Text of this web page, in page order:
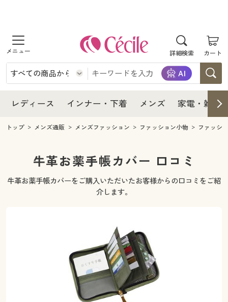
詳細検索 カート
商品を探す
レディース
レディースファッション
女性下着
インナー・下着
インナー・下着通販すべて
女性下着
メンズ下着
メンズ
メンズ通販すべて
メンズファッション
家電・雑貨
家電・雑貨すべて
寝具・インテリア・家具
カーテン・ラグ・ファブリック
美容・健康・サプリメント
制服・スクールすべて
大きいサイズ通販すべて
レディース インナー・下着 メンズ 家電・雑貨
レディース
レディース通販すべて
レディースファッション
インナー・下着
インナー・下着通販すべて
ジュニア・ティーンズ下着
メンズ
メンズ下着
家電
寝具・インテリア・家具通販すべて
カーテン・ラグ・ファブリック
美容・健康
ジュニア・ティーンズ下着
大きいサイズ通販すべて
大きいサイズ レディース服
トップ メンズ通販 メンズファッション ファッション小物 ファッシ
牛革お薬手帳カバー 口コミ
牛革お薬手帳カバーをご購入いただいたお客様からの口コミをご紹
介します。